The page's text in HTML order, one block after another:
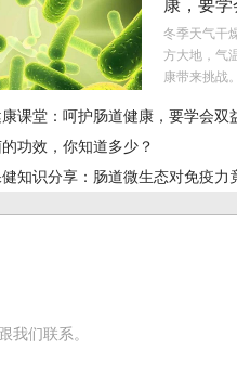
康，要
冬季天气干
方大地，气
康带来挑战
课堂：呵护肠道健康，要学会双
功效，你知道多少？
知识分享：肠道微生态对免疫力
我们联系。